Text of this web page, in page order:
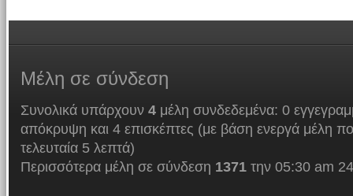
Μέλη σε σύνδεση
Συνολικά υπάρχουν 4μέλη συνδεδεμένα: 0
απόκρυψη και 4 επισκέπτες (με βάση ενεργά μέλη
τελευταία 5 λεπτά)
Περισσότερα μέλη σε σύνδεση 1371την 05:30 am